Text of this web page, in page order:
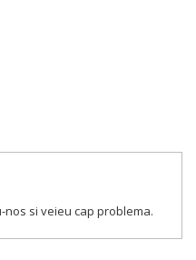
si veieu cap problema.